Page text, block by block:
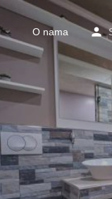
O nama